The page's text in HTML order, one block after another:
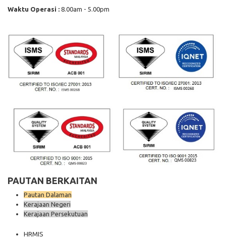
Waktu Operasi : 8.00am - 5.00pm
PAUTAN BERKAITAN
Pautan Dalaman
Kerajaan Negeri
Kerajaan Persekutuan
HRMIS